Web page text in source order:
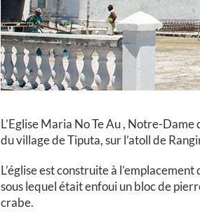
L’Eglise Maria No Te Au , Notre-
du village de Tiputa, sur l’atoll de
L’église est construite à
sous lequel était enfoui un bloc de
crabe.